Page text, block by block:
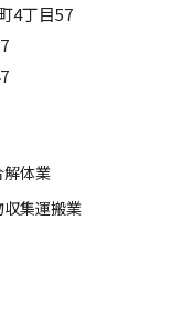
4丁目57
体業
集運搬業